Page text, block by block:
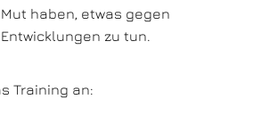
haben, etwas gegen
zu tun.
Training an: